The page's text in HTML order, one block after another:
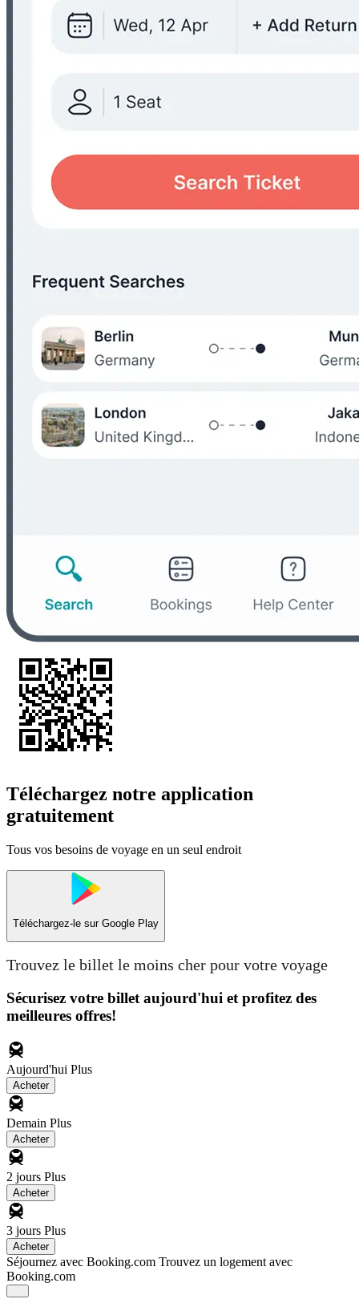
Téléchargez notre application
gratuitement
Tous vos besoins de voyage en un seul endroit
Téléchargez-le sur Google Play
Trouvez le billet le moins cher pour votre voyage
Sécurisez votre billet aujourd'hui et profitez des
meilleures offres!
Aujourd'hui Plus
Acheter
Demain Plus
Acheter
2 jours Plus
Acheter
3 jours Plus
Acheter
Séjournez avec Booking.com Trouvez un logement avec
Booking.com